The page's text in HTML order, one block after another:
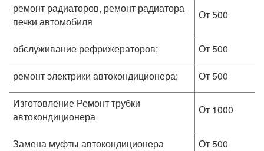
ремонт радиаторов, ремонт радиатора
печки автомобиля
От 500
обслуживание рефрижераторов;
От 500
ремонт электрики автокондиционера;
От 500
Изготовление Ремонт трубки
автокондиционера
От 1000
Замена муфты автокондиционера
От 500